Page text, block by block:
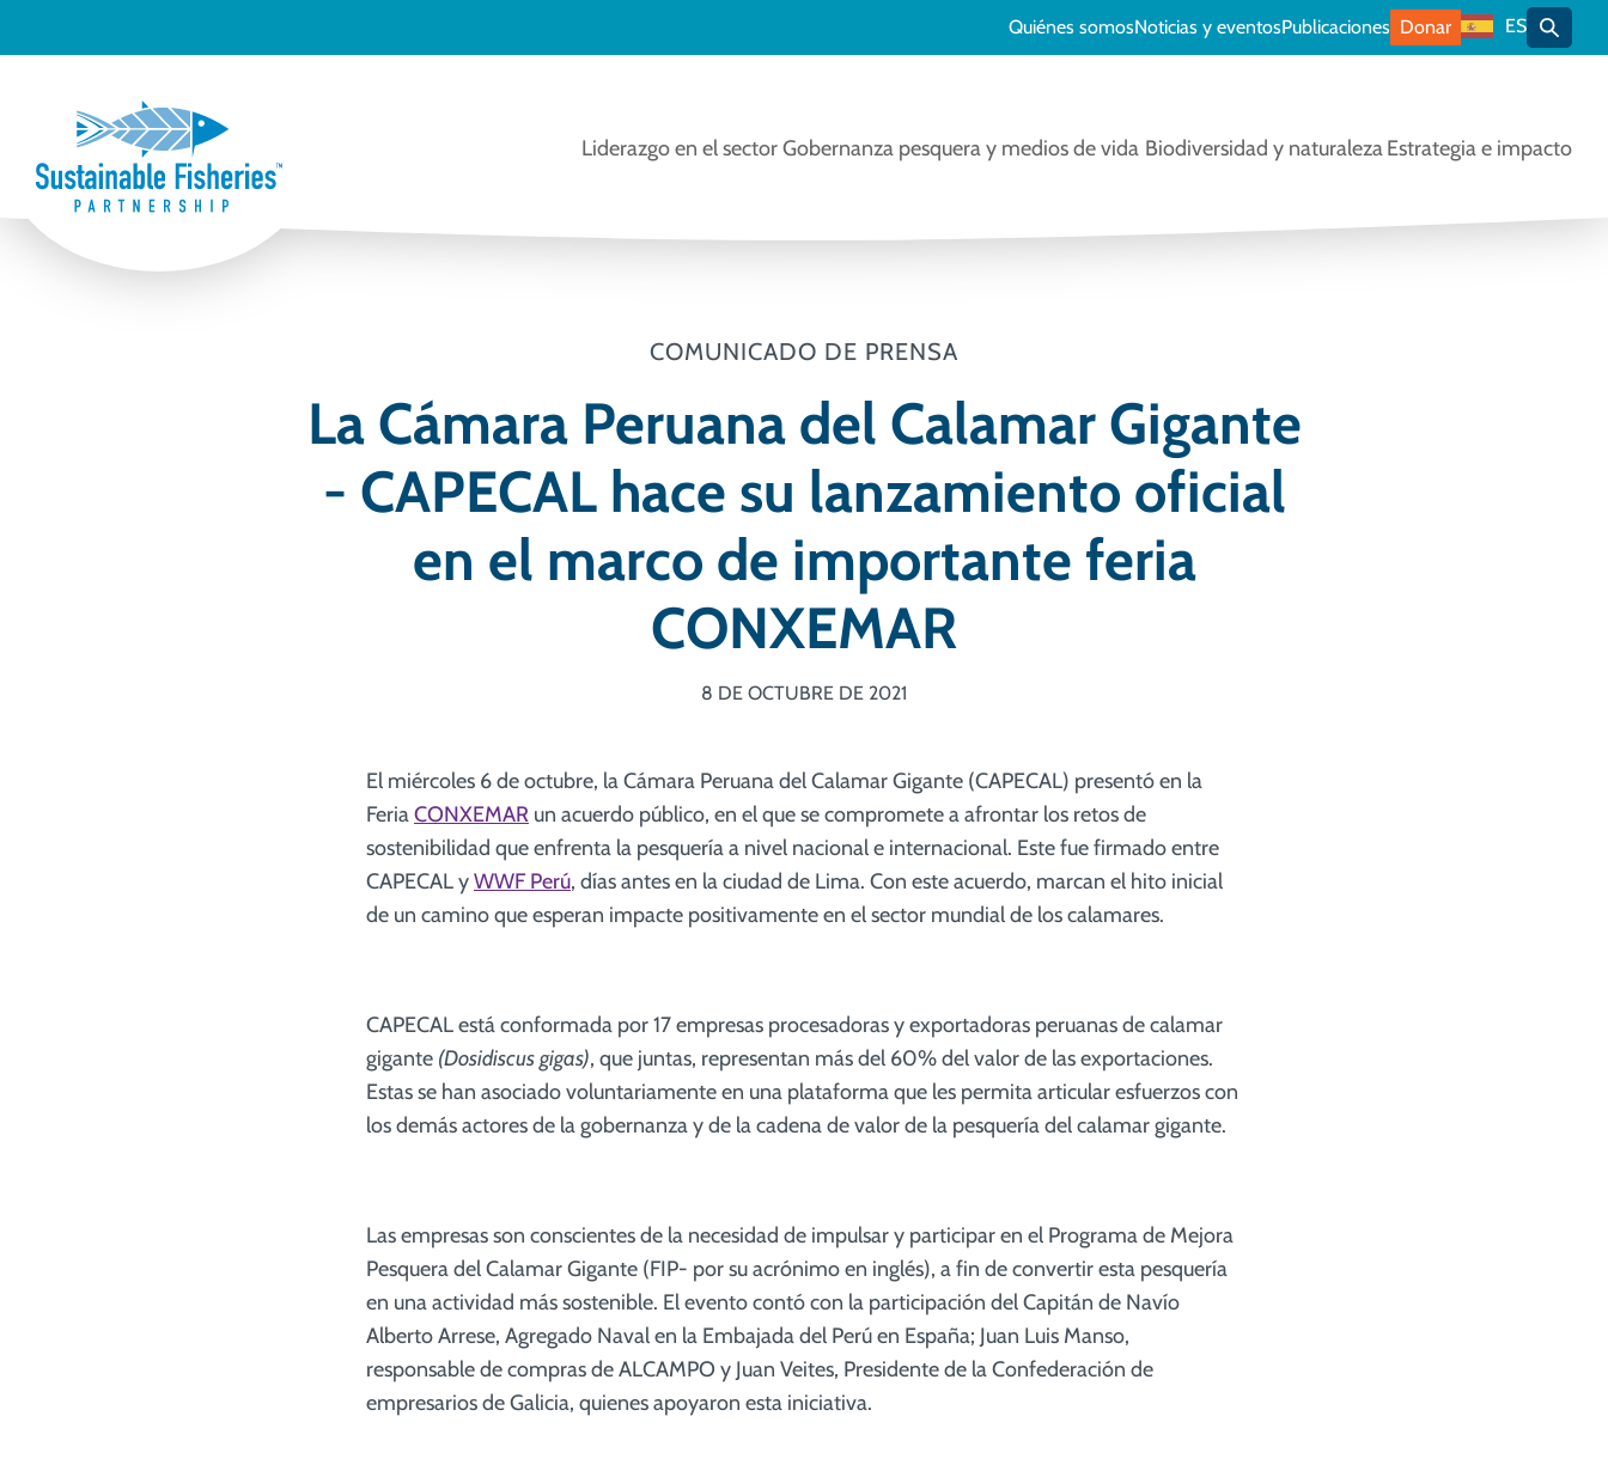
Liderazgo en el sector Gobernanza pesquera y medios de vida Biodiversidad y naturaleza Estrategia e impacto
Quiénes somosNoticias y eventosPublicaciones Donar ES
COMUNICADO DE PRENSA
La Cámara Peruana del Calamar Gigante
- CAPECAL hace su lanzamiento oficial
en el marco de importante feria
CONXEMAR
8 DE OCTUBRE DE 2021
El miércoles 6 de octubre, la Cámara Peruana del Calamar Gigante (CAPECAL) presentó en la
FeriaCONXEMAR un acuerdo público, en el que se compromete a afrontar los retos de
sostenibilidad que enfrenta la pesquería a nivel nacional e internacional. Este fue firmado entre
CAPECAL yWWF Perú, días antes en la ciudad de Lima. Con este acuerdo, marcan el hito inicial
de un camino que esperan impacte positivamente en el sector mundial de los calamares.
CAPECAL está conformada por 17 empresas procesadoras y exportadoras peruanas de calamar
gigante (Dosidiscus gigas), que juntas, representan más del 60% del valor de las exportaciones.
Estas se han asociado voluntariamente en una plataforma que les permita articular esfuerzos con
los demás actores de la gobernanza y de la cadena de valor de la pesquería del calamar gigante.
Las empresas son conscientes de la necesidad de impulsar y participar en el Programa de Mejora
Pesquera del Calamar Gigante (FIP- por su acrónimo en inglés), a fin de convertir esta pesquería
en una actividad más sostenible. El evento contó con la participación del Capitán de Navío
Alberto Arrese, Agregado Naval en la Embajada del Perú en España; Juan Luis Manso,
responsable de compras de ALCAMPO y Juan Veites, Presidente de la Confederación de
empresarios de Galicia, quienes apoyaron esta iniciativa.